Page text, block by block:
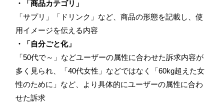
・「商品カテゴリ」
「サプリ」「ドリンク」など、商品の形態を記載し、使
用イメージを伝える内容
・「自分ごと化」
「50代で～」などユーザーの属性に合わせた訴求内容が
多く見られ、「40代女性」などではなく「60kg超えた女
性のために」など、より具体的にユーザーの属性に合わ
せた訴求